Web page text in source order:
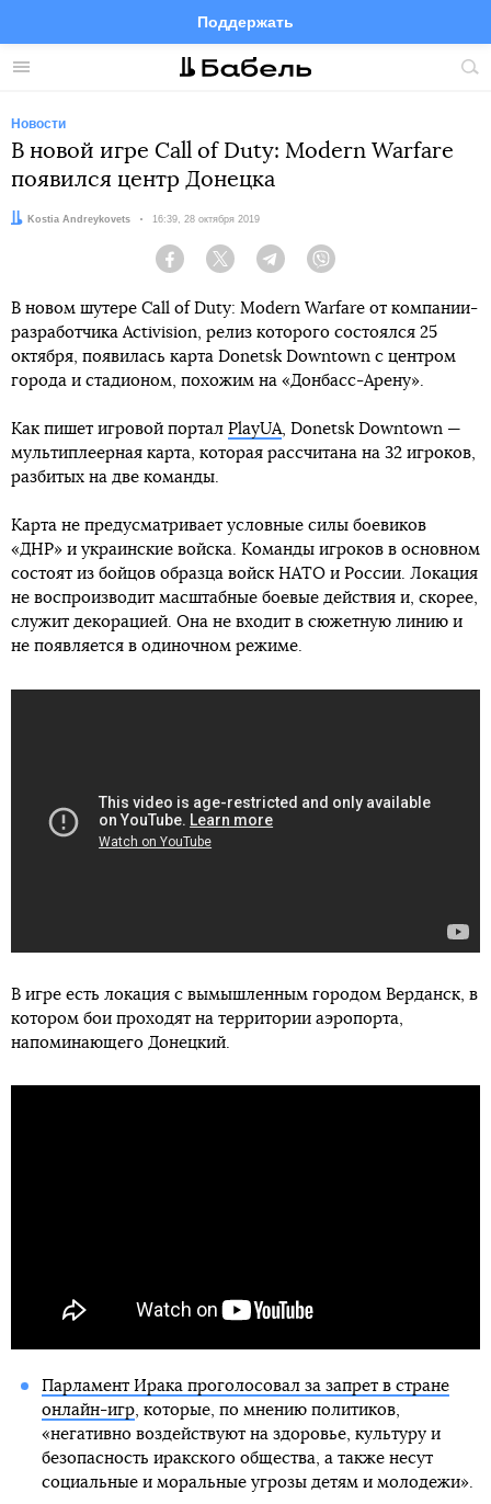
Меню
Поддержать
FacebookTelegramTwitter
Новости
В новой игре Call of Duty: Modern Warfare
появился центр Донецка
Автор:Kostia Andreykovets Дата:
16:39, 28 октября 2019
Facebook Twitter Telegram
В новом шутере Call of Duty: Modern Warfare от компании-
разработчика Activision, релиз которого состоялся 25
октября, появилась карта Donetsk Downtown с центром
города и стадионом, похожим на «Донбасс-Арену».
Как пишет игровой портал PlayUA, Donetsk Downtown —
мультиплеерная карта, которая рассчитана на 32 игроков,
разбитых на две команды.
Карта не предусматривает условные силы боевиков
«ДНР» и украинские войска. Команды игроков в основном
состоят из бойцов образца войск НАТО и России. Локация
не воспроизводит масштабные боевые действия и, скорее,
служит декорацией. Она не входит в сюжетную линию и
не появляется в одиночном режиме.
В игре есть локация с вымышленным городом Верданск, в
котором бои проходят на территории аэропорта,
напоминающего Донецкий.
Парламент Ирака проголосовал за запрет в стране
онлайн-игр, которые, по мнению политиков,
«негативно воздействуют на здоровье, культуру и
безопасность иракского общества, а также несут
социальные и моральные угрозы детям и молодежи».